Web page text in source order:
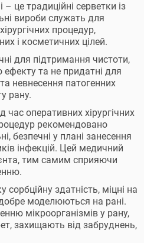
це традиційні серветки із
вироби служать для
процедур,
і косметичних цілей.
для підтримання чистоти,
та не придатні для
невнесення патогенних
рану.
час оперативних хірургічних
рекомендовано
безпечні у плані занесення
інфекцій. Цей медичний
тим самим сприяючи
здатність, міцні на
моделюються на рані.
мікроорганізмів у рану,
захищають від забруднень,